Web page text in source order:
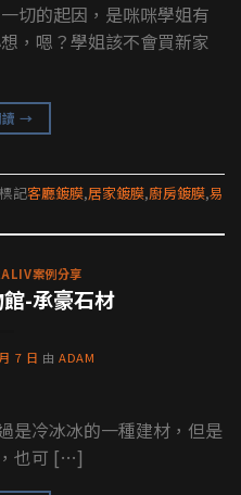
切的起因，是咪咪學姐有
，嗯？學姐該不會買新家
讀→
記客廳鍍膜,居家鍍膜,廚房鍍膜,易
案例分享
-承豪石材
7 日 由 ADAM
是冷冰冰的一種建材，但是
也可 […]